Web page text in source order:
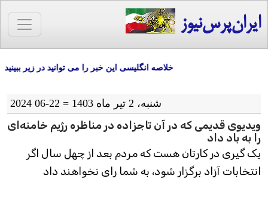
ایران‌پرس‌نیوز
خلاصه انگلیسی این خبر را می توانید در زیر ببینید
شنبه، 2 تیر ماه 1403 = 22-06 2024
ویدیوی قدیمی که در آن تاجزاده در مناظره رژیم خامنه‌ای
را به باد داد
یک گیری در کارتان هست که مردم بعد از چهل سال اگر
انتخابات آزاد برگزار شود، به شما رای نخواهند داد